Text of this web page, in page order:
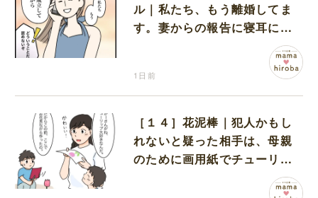
ル｜私たち、もう離婚してま
す。妻からの報告に寝耳に水
1日前
［１４］花泥棒｜犯人かもし
れないと疑った相手は、母親
のために画用紙でチューリッ
プを作っていただけだった